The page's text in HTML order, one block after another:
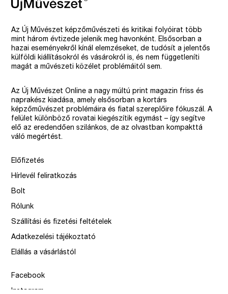
Az Új Művészet képzőművészeti és kritikai folyóirat több
mint három évtizede jelenik meg havonként. Elsősorban a
hazai eseményekről kínál elemzéseket, de tudósít a jelentős
külföldi kiállításokról és vásárokról is, és nem függetleníti
magát a művészeti közélet problémáitól sem.
Az Új Művészet Online a nagy múltú print magazin friss és
naprakész kiadása, amely elsősorban a kortárs
képzőművészet problémáira és fiatal szereplőire fókuszál. A
felület különböző rovatai kiegészítik egymást – így segítve
elő az eredendően szilánkos, de az olvastban kompakttá
váló megértést.
Előfizetés
Hírlevél feliratkozás
Bolt
Rólunk
Szállítási és fizetési feltételek
Adatkezelési tájékoztató
Elállás a vásárlástól
Facebook
Instagram